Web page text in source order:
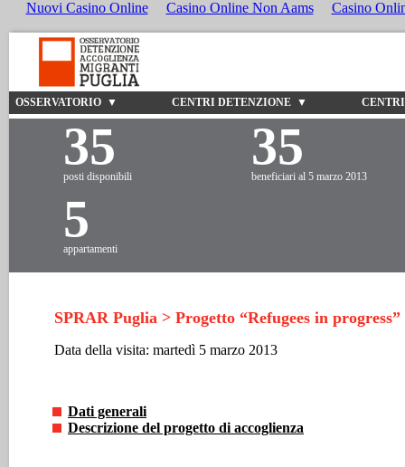
Nuovi Casino Online Casino Online Non Aams Casino
OSSERVATORIO ▼ CENTRI DETENZIONE ▼
35
posti disponibili
35
beneficiari al 5 marzo 2013
5
appartamenti
SPRAR Puglia > Progetto “Refugees in
Data della visita: martedì 5 marzo 2013
Dati generali
Descrizione del progetto di accoglienza